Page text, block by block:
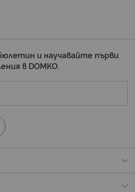
и научавайте първи
в DOMKO.